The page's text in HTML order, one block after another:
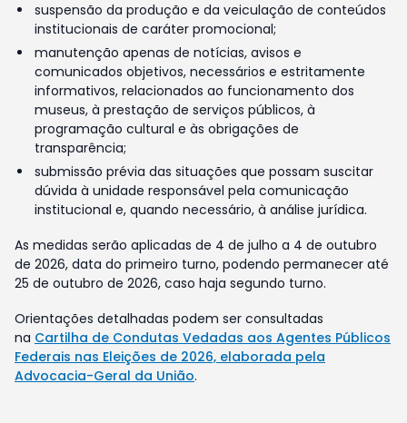
suspensão da produção e da veiculação de conteúdos
institucionais de caráter promocional;
manutenção apenas de notícias, avisos e
comunicados objetivos, necessários e estritamente
informativos, relacionados ao funcionamento dos
museus, à prestação de serviços públicos, à
programação cultural e às obrigações de
transparência;
submissão prévia das situações que possam suscitar
dúvida à unidade responsável pela comunicação
institucional e, quando necessário, à análise jurídica.
As medidas serão aplicadas de 4 de julho a 4 de outubro
de 2026, data do primeiro turno, podendo permanecer até
25 de outubro de 2026, caso haja segundo turno.
Orientações detalhadas podem ser consultadas
na Cartilha de Condutas Vedadas aos Agentes Públicos
Federais nas Eleições de 2026, elaborada pela
Advocacia-Geral da União.